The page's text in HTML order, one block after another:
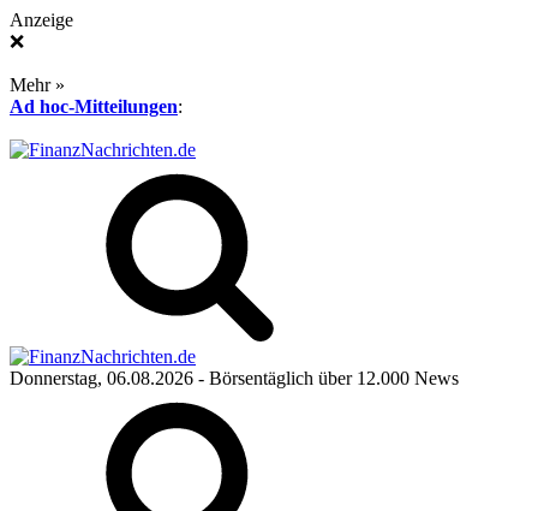
Anzeige
❌
Mehr »
Ad hoc-Mitteilungen:
Donnerstag, 06.08.2026 - Börsentäglich über 12.000 News